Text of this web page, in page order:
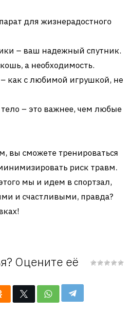
для жизнерадостного
– ваш надежный спутник.
а необходимость.
– как с любимой игрушкой, не
– это важнее, чем любые
вы сможете тренироваться
риск травм.
мы и идем в спортзал,
и счастливыми, правда?
Оцените её